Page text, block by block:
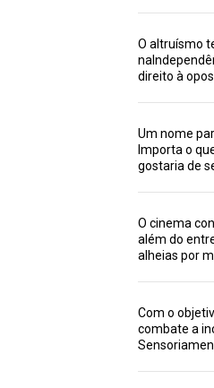
O altruísmo
direito à
Um nome
Importa o
gostaria de
O cinema
além do
alheias por
Com o
combate a